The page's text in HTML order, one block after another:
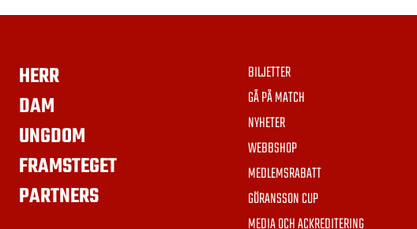
HERR
DAM
UNGDOM
FRAMSTEGET
PARTNERS
BILJETTER
GÅ PÅ MATCH
NYHETER
WEBBSHOP
MEDLEMSRABATT
GÖRANSSON CUP